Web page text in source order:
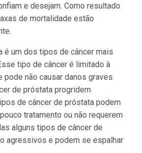
e desejam. Como resultado
de mortalidade estão
é um dos tipos de câncer mais
tipo de câncer é limitado à
pode não causar danos graves.
de próstata progridem
de câncer de próstata podem
tratamento ou não requerem
alguns tipos de câncer de
agressivos e podem se espalhar